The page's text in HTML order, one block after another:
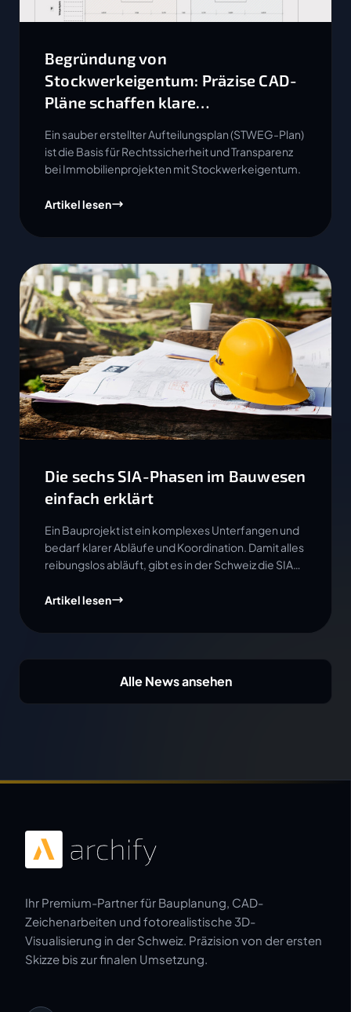
Begründung von
Stockwerkeigentum: Präzise CAD-
Pläne schaffen klare
Ein sauber erstellter Aufteilungsplan (STWEG-Plan)
ist die Basis für Rechtssicherheit und Transparenz
bei Immobilienprojekten mit Stockwerkeigentum.
Artikel lesen
Die sechs SIA-Phasen im Bauwesen
einfach erklärt
Ein Bauprojekt ist ein komplexes Unterfangen und
bedarf klarer Abläufe und Koordination. Damit alles
reibungslos abläuft, gibt es in der Schweiz die SIA
Artikel lesen
Alle News ansehen
Ihr Premium-Partner für Bauplanung, CAD-
Zeichenarbeiten und fotorealistische 3D-
Visualisierung in der Schweiz. Präzision von der ersten
Skizze bis zur finalen Umsetzung.